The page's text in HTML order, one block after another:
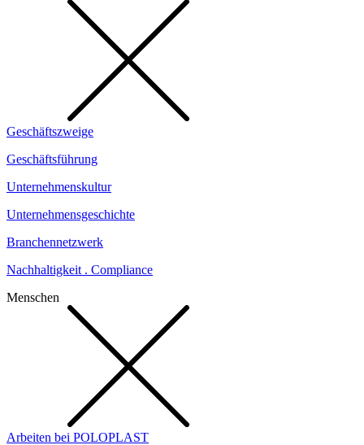
Geschäftszweige
Geschäftsführung
Unternehmenskultur
Unternehmensgeschichte
Branchennetzwerk
Nachhaltigkeit . Compliance
Menschen
Arbeiten bei POLOPLAST